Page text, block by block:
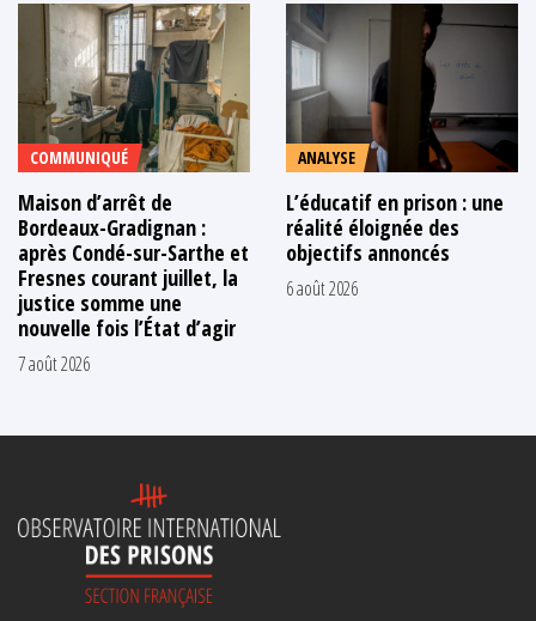
COMMUNIQUÉ
Maison d’arrêt de
Bordeaux-Gradignan :
après Condé-sur-Sarthe et
Fresnes courant juillet, la
justice somme une
nouvelle fois l’État d’agir
7 août 2026
ANALYSE
L’éducatif en prison : une
réalité éloignée des
objectifs annoncés
6 août 2026